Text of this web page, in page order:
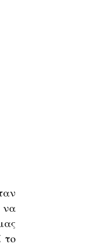
να
το